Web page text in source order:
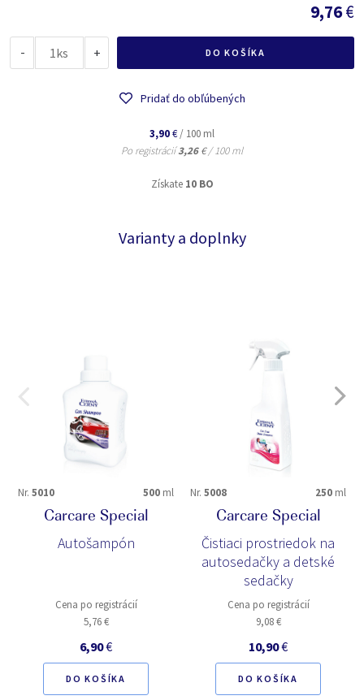
9,76€
- ks + DO KOŠÍKA
Pridať do obľúbených
3,90€ / 100 ml
Po registrácií3,26€ / 100 ml
Získate 10 BO
Varianty a doplnky
Nr. 5010 500 ml
Carcare Special
Autošampón
Cena po registrácií
5,76 €
6,90€
DO KOŠÍKA
Nr. 5008 250 ml
Carcare Special
Čistiaci prostriedok na
autosedačky a detské
sedačky
Cena po registrácií
9,08 €
10,90€
DO KOŠÍKA